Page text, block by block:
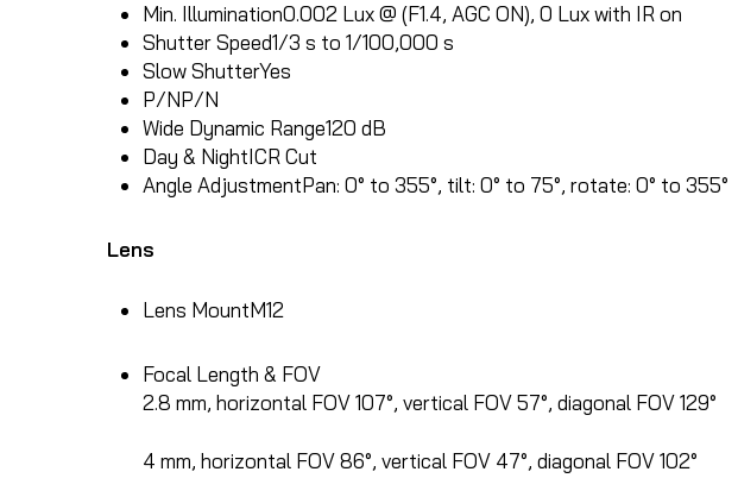
Min. Illumination0.002 Lux @ (F1.4, AGC ON), 0 Lux with IR on
Shutter Speed1/3 s to 1/100,000 s
Slow ShutterYes
P/NP/N
Wide Dynamic Range120 dB
Day & NightICR Cut
Angle AdjustmentPan: 0° to 355°, tilt: 0° to 75°, rotate: 0° to 355°
Lens
Lens MountM12
Focal Length & FOV
2.8 mm, horizontal FOV 107°, vertical FOV 57°, diagonal FOV 129°
4 mm, horizontal FOV 86°, vertical FOV 47°, diagonal FOV 102°